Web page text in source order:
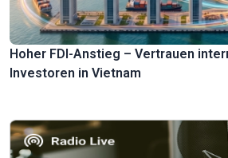
Hoher FDI-Anstieg – Vertrauen
Investoren in Vietnam